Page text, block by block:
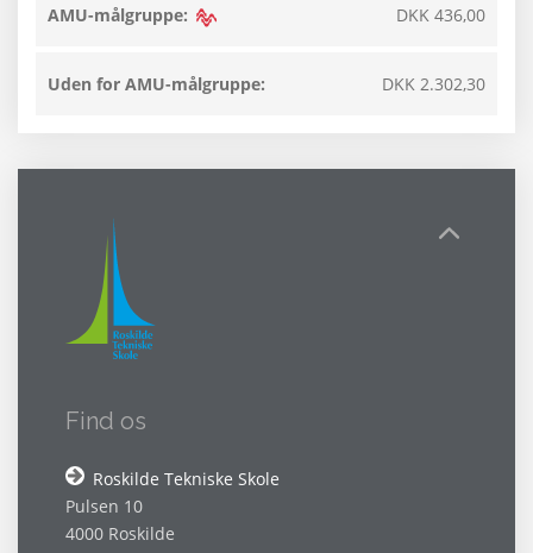
AMU-målgruppe: DKK 436,00
Uden for AMU-målgruppe: DKK 2.302,30
Find os
Roskilde Tekniske Skole
Pulsen 10
4000 Roskilde